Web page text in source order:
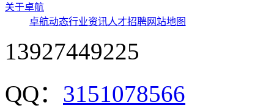
关于卓航
卓航动态行业资讯人才招聘网站地图
13927449225
QQ： 3151078566